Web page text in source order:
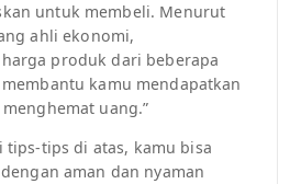
untuk membeli. Menurut
ahli ekonomi,
produk dari beberapa
kamu mendapatkan
uang.”
tips-tips di atas, kamu bisa
aman dan nyaman